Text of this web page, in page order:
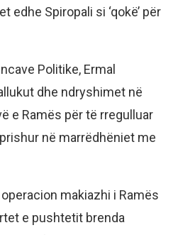
edhe Spiropali si ‘qokë’ për
Politike, Ermal
dhe ndryshimet në
e Ramës për të rregulluar
në marrëdhëniet me
makiazhi i Ramës
e pushtetit brenda